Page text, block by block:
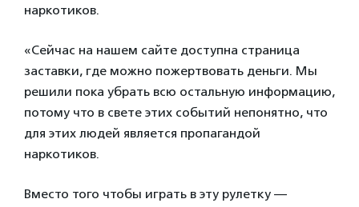
наркотиков.
«Сейчас на нашем сайте доступна страница
заставки, где можно пожертвовать деньги. Мы
решили пока убрать всю остальную информацию,
потому что в свете этих событий непонятно, что
для этих людей является пропагандой
наркотиков.
Вместо того чтобы играть в эту рулетку —